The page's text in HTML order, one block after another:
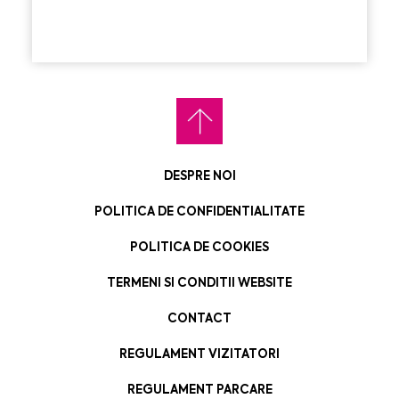
DESPRE NOI
POLITICA DE CONFIDENTIALITATE
POLITICA DE COOKIES
TERMENI SI CONDITII WEBSITE
CONTACT
REGULAMENT VIZITATORI
REGULAMENT PARCARE